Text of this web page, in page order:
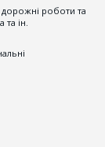
дорожні роботи та
та ін.